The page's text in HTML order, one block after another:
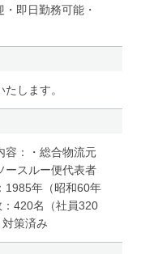
即日勤務可能・
します。
：・総合物流元
スルー便代表者
年（昭和60年
420名（社員320
策済み